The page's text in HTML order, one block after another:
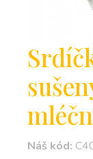
Náš kód: